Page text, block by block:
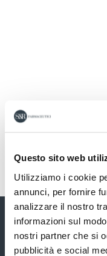
Questo sito web
Utilizziamo i cookie
annunci, per fornire
analizzare il nostro
informazioni sul
nostri partner che si
pubblicità e social